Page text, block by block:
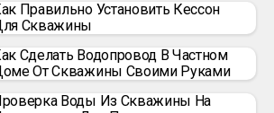
Правильно Установить Кессон
Скважины
Сделать Водопровод В Частном
От Скважины Своими Руками
Воды Из Скважины На